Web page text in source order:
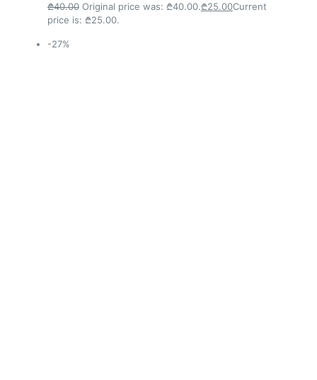
₾40.00Original price was: ₾40.00.₾25.00Current
price is: ₾25.00.
-27%